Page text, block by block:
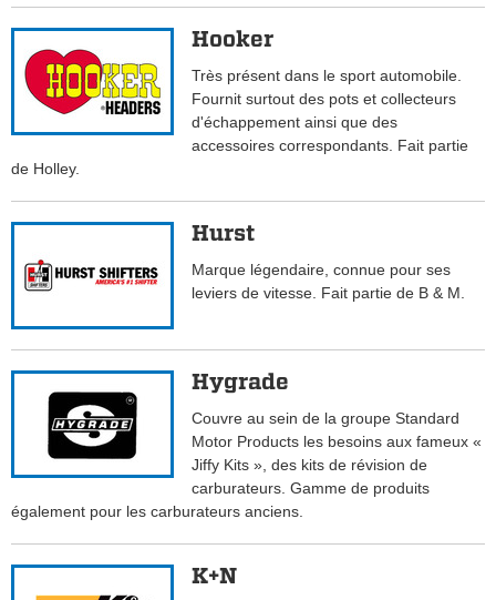
Hooker
Très présent dans le sport automobile.
Fournit surtout des pots et collecteurs
d'échappement ainsi que des
accessoires correspondants. Fait partie
de Holley.
Hurst
Marque légendaire, connue pour ses
leviers de vitesse. Fait partie de B & M.
Hygrade
Couvre au sein de la groupe Standard
Motor Products les besoins aux fameux «
Jiffy Kits », des kits de révision de
carburateurs. Gamme de produits
également pour les carburateurs anciens.
K+N